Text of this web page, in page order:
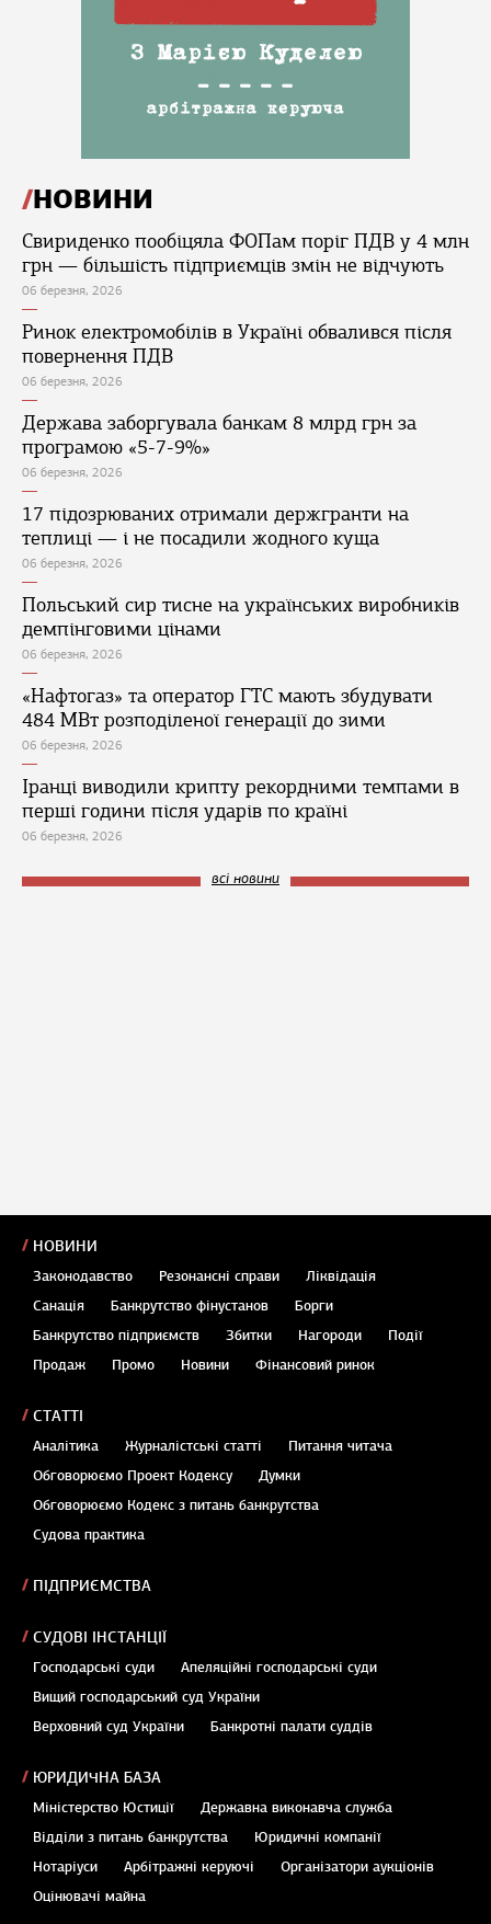
НОВИНИ
Свириденко пообіцяла ФОПам поріг ПДВ у 4 млн
грн — більшість підприємців змін не відчують
06 березня, 2026
Ринок електромобілів в Україні обвалився після
повернення ПДВ
06 березня, 2026
Держава заборгувала банкам 8 млрд грн за
програмою «5-7-9%»
06 березня, 2026
17 підозрюваних отримали держгранти на
теплиці — і не посадили жодного куща
06 березня, 2026
Польський сир тисне на українських виробників
демпінговими цінами
06 березня, 2026
«Нафтогаз» та оператор ГТС мають збудувати
484 МВт розподіленої генерації до зими
06 березня, 2026
Іранці виводили крипту рекордними темпами в
перші години після ударів по країні
06 березня, 2026
всі новини
НОВИНИ
Законодавство Резонансні справи
Ліквідація
Санація
Банкрутство фінустанов
Борги
Банкрутство підприємств
Збитки Нагороди
Події
Продаж
Промо Новини Фінансовий ринок
СТАТТІ
Аналітика Журналістські статті
Питання читача
Обговорюємо Проект Кодексу
Думки
Обговорюємо Кодекс з питань банкрутства
Судова практика
ПІДПРИЄМСТВА
СУДОВІ ІНСТАНЦІЇ
Господарські суди
Апеляційні господарські суди
Вищий господарський суд України
Верховний суд України
Банкротні палати суддів
ЮРИДИЧНА БАЗА
Міністерство Юстиції
Державна виконавча служба
Відділи з питань банкрутства
Юридичні компанії
Нотаріуси
Арбітражні керуючі
Організатори аукціонів
Оцінювачі майна